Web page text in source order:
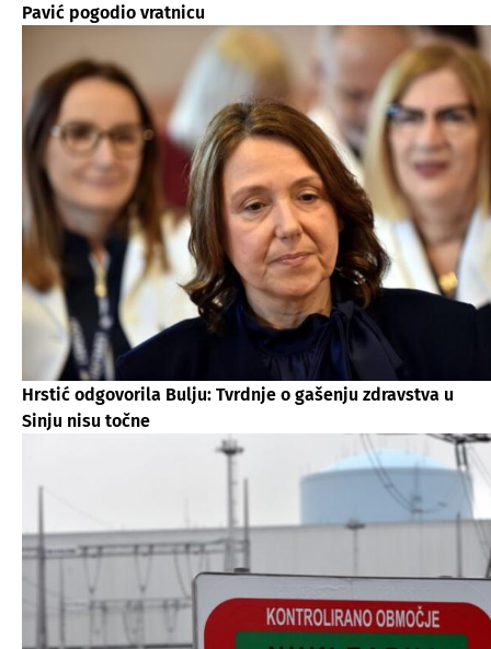
Pavić pogodio vratnicu
Hrstić odgovorila Bulju: Tvrdnje o gašenju zdravstva u
Sinju nisu točne